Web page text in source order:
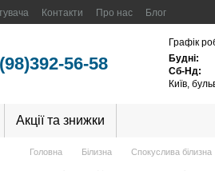
Контакти Про нас Блог
56-58
Графік
Будні:
Сб-Нд:
Київ,
Акції та знижки
Головна Білизна Спокуслива білизна